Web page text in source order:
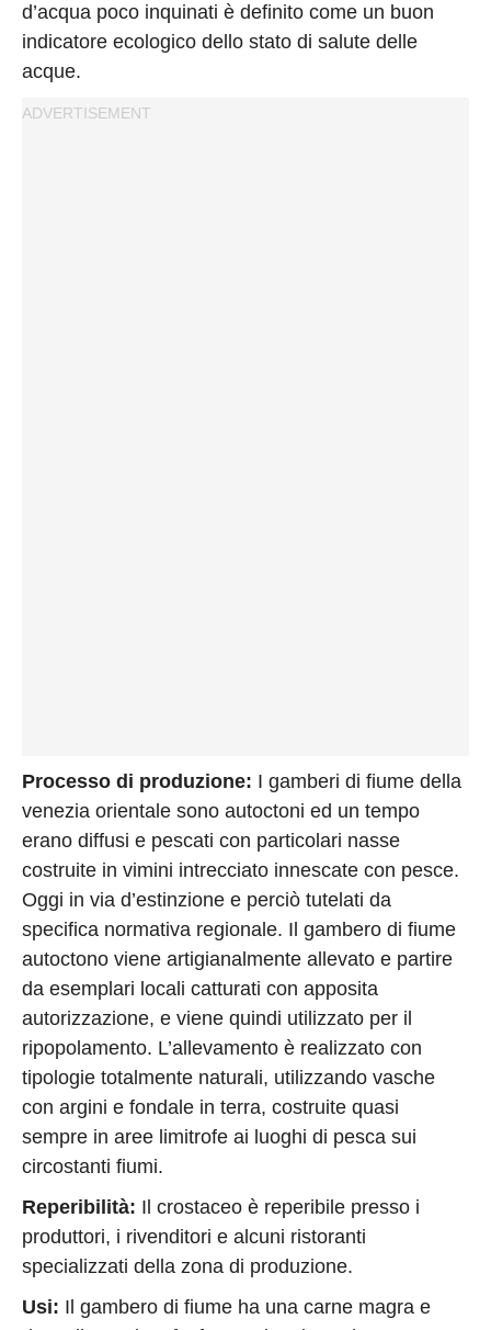
d’acqua poco inquinati è definito come un buon
indicatore ecologico dello stato di salute delle
acque.
Processo di produzione: I gamberi di fiume della
venezia orientale sono autoctoni ed un tempo
erano diffusi e pescati con particolari nasse
costruite in vimini intrecciato innescate con pesce.
Oggi in via d’estinzione e perciò tutelati da
specifica normativa regionale. Il gambero di fiume
autoctono viene artigianalmente allevato e partire
da esemplari locali catturati con apposita
autorizzazione, e viene quindi utilizzato per il
ripopolamento. L’allevamento è realizzato con
tipologie totalmente naturali, utilizzando vasche
con argini e fondale in terra, costruite quasi
sempre in aree limitrofe ai luoghi di pesca sui
circostanti fiumi.
Reperibilità: Il crostaceo è reperibile presso i
produttori, i rivenditori e alcuni ristoranti
specializzati della zona di produzione.
Usi: Il gambero di fiume ha una carne magra e